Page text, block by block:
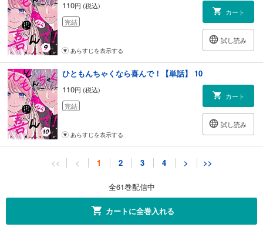
110円 (税込)
完結
カート
試し読み
あらすじを表示する
ひともんちゃくなら喜んで！【単話】 10
110円 (税込)
完結
カート
試し読み
あらすじを表示する
ひともんちゃくなら喜んで！【単話】 11
<< < 1 2 3 4 > >>
全61巻配信中
カートに全巻入れる